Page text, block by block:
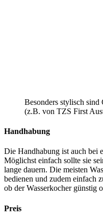
Besonders stylisch
(z.B. von TZS First
Handhabung
Die Handhabung ist auch bei
Möglichst einfach sollte sie
lange dauern. Die meisten
bedienen und zudem einfach
ob der Wasserkocher günstig
Preis